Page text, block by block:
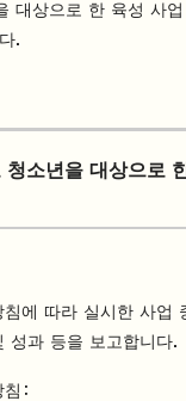
대상으로 한 육성 사
.
소년을 대상으로 한
에 따라 실시한 사업
성과 등을 보고합니다.
：